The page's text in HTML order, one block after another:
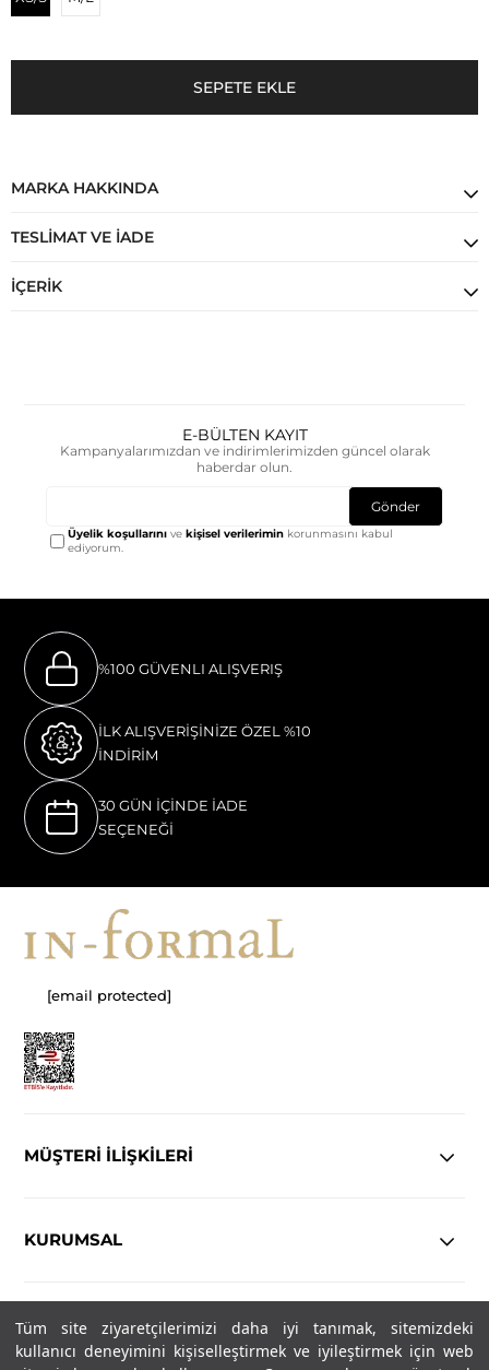
Tüm site ziyaretçilerimizi daha iyi tanımak, sitemizdeki
kullanıcı deneyimini kişiselleştirmek ve iyileştirmek için web
MARKA HAKKINDA
TESLIMAT VE İADE
İÇERIK
E-BÜLTEN KAYIT
Kampanyalarımızdan ve indirimlerimizden güncel olarak
haberdar olun.
Gönder
Üyelik koşullarını vekişisel verilerimin korunmasını kabul
ediyorum.
%100 GÜVENLI ALIŞVERIŞ
İLK ALIŞVERİŞİNİZE ÖZEL %10
İNDİRİM
30 GÜN İÇİNDE İADE
SEÇENEĞİ
[email protected]
MÜŞTERİ İLİŞKİLERİ
KURUMSAL
YASAL